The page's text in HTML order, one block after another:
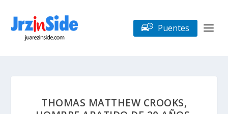
Puentes
THOMAS MATTHEW CROOKS,